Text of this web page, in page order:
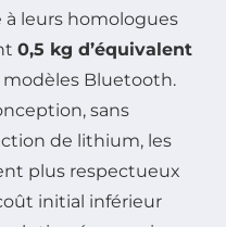
leurs homologues
0,5 kg d’équivalent
modèles Bluetooth.
sans
de lithium, les
plus respectueux
initial inférieur